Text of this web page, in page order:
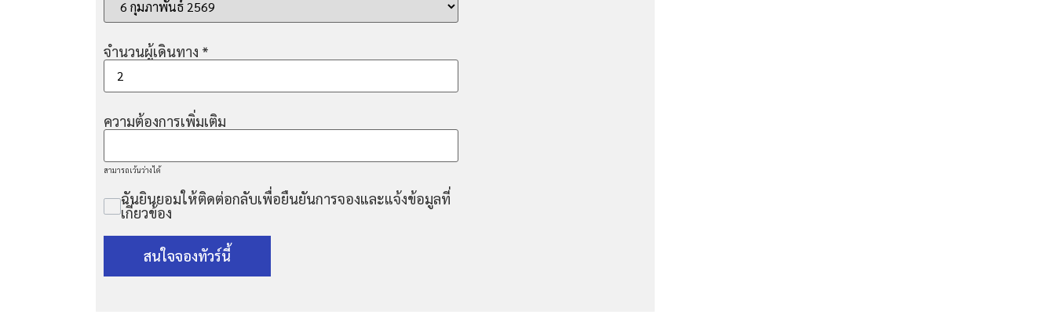
จำนวนผู้เดินทาง *
ความต้องการเพิ่มเติม
สามารถเว้นว่างได้
ฉันยินยอมให้ติดต่อกลับเพื่อยืนยันการจองและแจ้งข้อมูลที่
เกี่ยวข้อง
สนใจจองทัวร์นี้